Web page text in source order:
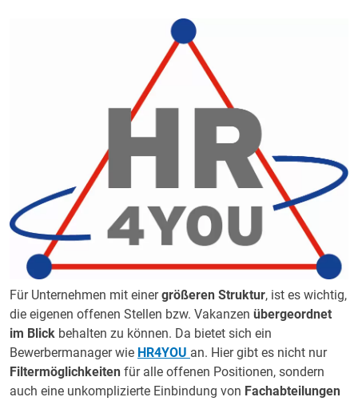
Für Unternehmen mit einergrößeren Struktur, ist es wichtig,
die eigenen offenen Stellen bzw. Vakanzen übergeordnet
im Blick behalten zu können. Da bietet sich ein
Bewerbermanager wie HR4YOU an. Hier gibt es nicht nur
Filtermöglichkeiten für alle offenen Positionen, sondern
auch eine unkomplizierte Einbindung von Fachabteilungen